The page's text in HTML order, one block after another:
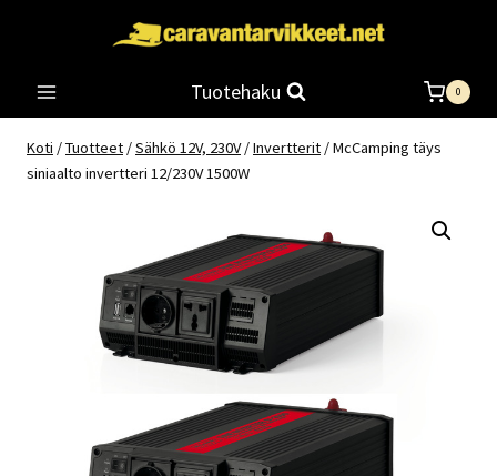
Tuotehaku 0
Koti /Tuotteet /Sähkö 12V, 230V /Invertterit /McCamping täys
siniaalto invertteri 12/230V 1500W